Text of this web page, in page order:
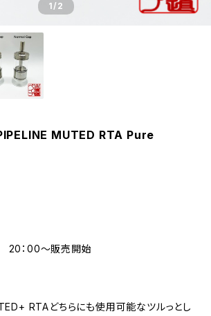
1/2
MUTED RTA Pure
：00～販売開始
RTAどちらにも使用可能なツルっとし